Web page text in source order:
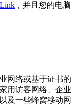
，并且您的电脑
网络或基于证书的
用访客网络、企业
及一些蜂窝移动网